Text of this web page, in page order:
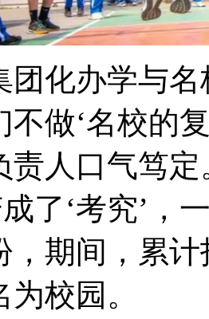
办学与名
不做‘名校的
负责人口
成了‘考究’
，期间，累
名为校园